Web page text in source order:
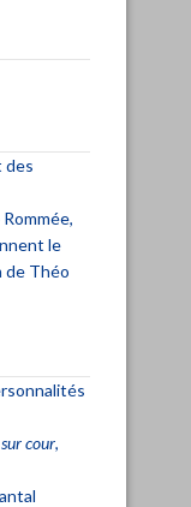
des
le
de Théo
cour,